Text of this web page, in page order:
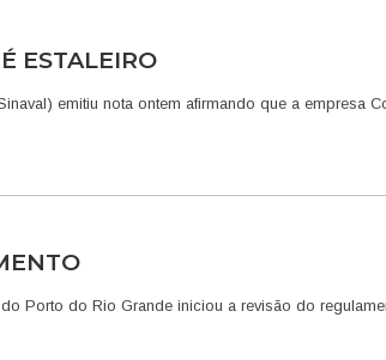
ESTALEIRO
emitiu nota ontem afirmando que a empresa
Porto do Rio Grande iniciou a revisão do